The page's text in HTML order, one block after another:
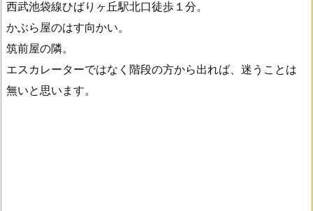
西武池袋線ひばりヶ丘駅北口徒歩１分。
かぶら屋のはす向かい。
筑前屋の隣。
エスカレーターではなく階段の方から出れば、迷うことは
無いと思います。